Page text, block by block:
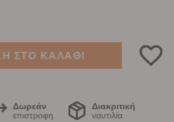
ΣΤΟ ΚΑΛΑΘΙ
Δωρεάν
επιστροφη
Διακριτική
ναυτιλία